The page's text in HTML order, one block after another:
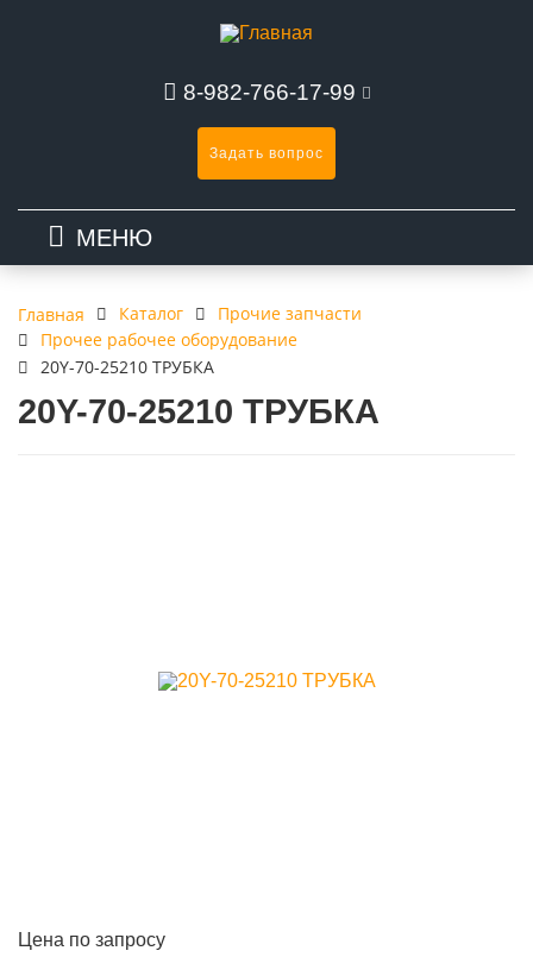
8-982-766-17-99
Задать вопрос
МЕНЮ
Главная Каталог
Прочие запчасти
Прочее рабочее оборудование
20Y-70-25210 ТРУБКА
20Y-70-25210 ТРУБКА
Цена по запросу